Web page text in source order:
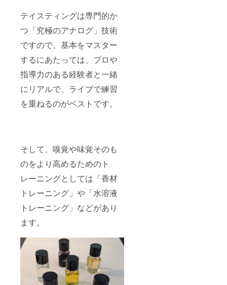
テイスティングは専門的か
つ「究極のアナログ」技術
ですので、基本をマスター
するにあたっては、プロや
指導力のある経験者と一緒
にリアルで、ライブで練習
を重ねるのがベストです。
そして、嗅覚や味覚そのも
のをより高めるためのト
レーニングとしては「香材
トレーニング」や「水溶液
トレーニング」などがあり
ます。